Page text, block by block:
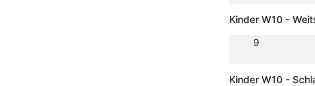
Kinder W10 -
9
Kinder W10 -